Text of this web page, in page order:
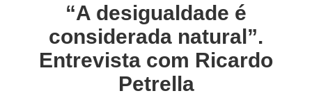
“A desigualdade é
considerada natural”.
Entrevista com Ricardo
Petrella